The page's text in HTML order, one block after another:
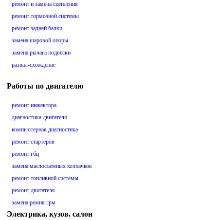
ремонт и замена сцепления
ремонт тормозной системы
ремонт задней балки
замена шаровой опоры
замена рычага подвески
развал-схождение
Работы по двигателю
ремонт инжектора
диагностика двигателя
компьютерная диагностика
ремонт стартеров
ремонт гбц
замена маслосъемных колпачков
ремонт топливной системы
ремонт двигателя
замена ремня грм
Электрика, кузов, салон